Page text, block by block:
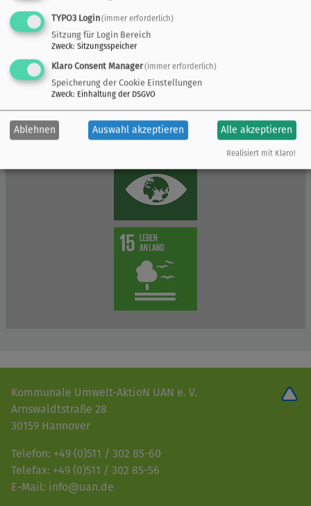
Kommunale Umwelt-AktioN UAN e. V.
Arnswaldtstraße 28
30159 Hannover
Telefon: +49 (0)511 / 302 85-60
Telefax: +49 (0)511 / 302 85-56
E-Mail: info@uan.de
TYPO3 Login(immer erforderlich)
Sitzung für Login Bereich
Zweck: Sitzungsspeicher
Klaro Consent Manager(immer erforderlich)
Speicherung der Cookie Einstellungen
Zweck: Einhaltung der DSGVO
Ablehnen Auswahl akzeptieren Alle akzeptieren
Realisiert mit Klaro!